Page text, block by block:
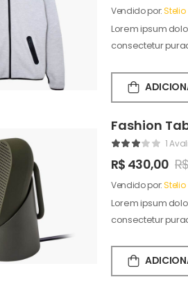
Vendido por:Stelio
Lorem ipsum
consectetur
Fashion
1
R$ 430,00
Vendido por:Stelio
Lorem ipsum
consectetur